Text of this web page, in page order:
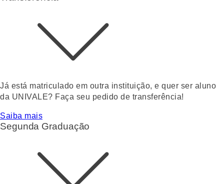
Já está matriculado em outra instituição, e quer ser aluno
da UNIVALE? Faça seu pedido de transferência!
Saiba mais
Segunda Graduação